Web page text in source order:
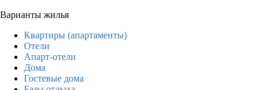
Варианты жилья
Квартиры (апартаменты)
Отели
Апарт-отели
Дома
Гостевые дома